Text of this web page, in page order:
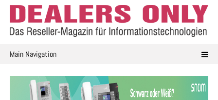
Skip
content
Main Navigation